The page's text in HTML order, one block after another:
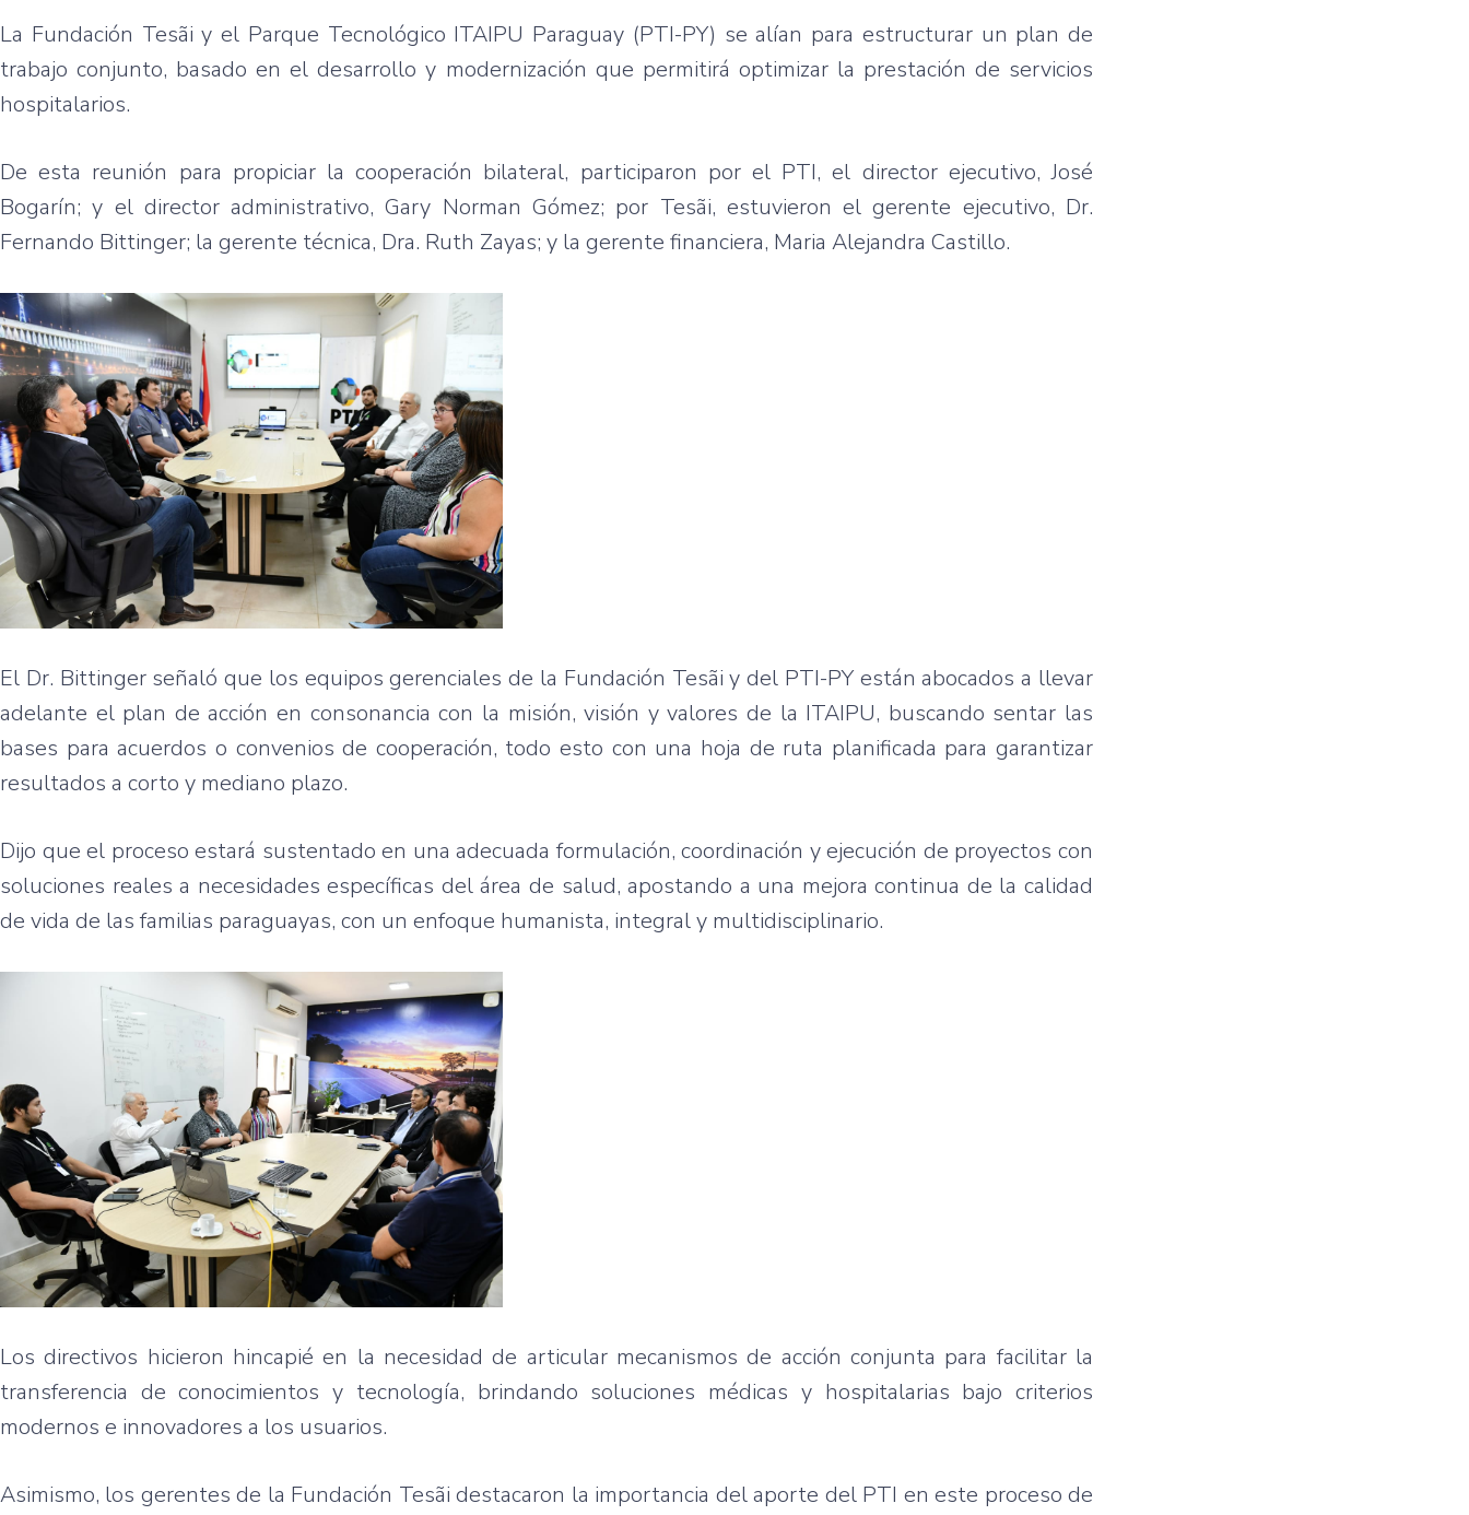
La Fundación Tesãi y el Parque Tecnológico ITAIPU Paraguay (PTI-PY) se alían para estructurar un plan de
trabajo conjunto, basado en el desarrollo y modernización que permitirá optimizar la prestación de servicios
hospitalarios.
De esta reunión para propiciar la cooperación bilateral, participaron por el PTI, el director ejecutivo, José
Bogarín; y el director administrativo, Gary Norman Gómez; por Tesãi, estuvieron el gerente ejecutivo, Dr.
Fernando Bittinger; la gerente técnica, Dra. Ruth Zayas; y la gerente financiera, Maria Alejandra Castillo.
El Dr. Bittinger señaló que los equipos gerenciales de la Fundación Tesãi y del PTI-PY están abocados a llevar
adelante el plan de acción en consonancia con la misión, visión y valores de la ITAIPU, buscando sentar las
bases para acuerdos o convenios de cooperación, todo esto con una hoja de ruta planificada para garantizar
resultados a corto y mediano plazo.
Dijo que el proceso estará sustentado en una adecuada formulación, coordinación y ejecución de proyectos con
soluciones reales a necesidades específicas del área de salud, apostando a una mejora continua de la calidad
de vida de las familias paraguayas, con un enfoque humanista, integral y multidisciplinario.
Los directivos hicieron hincapié en la necesidad de articular mecanismos de acción conjunta para facilitar la
transferencia de conocimientos y tecnología, brindando soluciones médicas y hospitalarias bajo criterios
modernos e innovadores a los usuarios.
Asimismo, los gerentes de la Fundación Tesãi destacaron la importancia del aporte del PTI en este proceso de